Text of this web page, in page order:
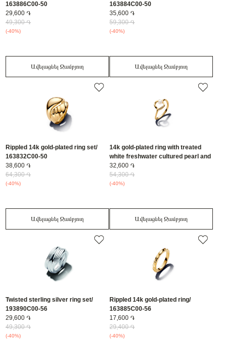
163886C00-50
29,600 ֏
49,300 ֏
(-40%)
Ավելացնել Զամբյուղ
163884C00-50
35,600 ֏
59,300 ֏
(-40%)
Ավելացնել Զամբյուղ
Rippled 14k gold-plated ring set/
163832C00-50
38,600 ֏
64,300 ֏
(-40%)
Ավելացնել Զամբյուղ
14k gold-plated ring with treated
white freshwater cultured pearl and
clear cubic zirconia/ 163831C01-50
32,600 ֏
54,300 ֏
(-40%)
Ավելացնել Զամբյուղ
Twisted sterling silver ring set/
193890C00-56
29,600 ֏
49,300 ֏
(-40%)
Rippled 14k gold-plated ring/
163885C00-56
17,600 ֏
29,400 ֏
(-40%)